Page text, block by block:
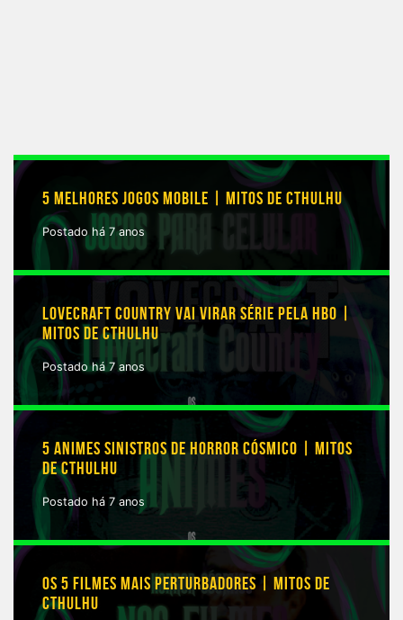
5 MELHORES JOGOS MOBILE | MITOS DE CTHULHU
Postado há 7 anos
LOVECRAFT COUNTRY VAI VIRAR SÉRIE PELA HBO |
MITOS DE CTHULHU
Postado há 7 anos
5 ANIMES SINISTROS DE HORROR CÓSMICO | MITOS
DE CTHULHU
Postado há 7 anos
OS 5 FILMES MAIS PERTURBADORES | MITOS DE
CTHULHU